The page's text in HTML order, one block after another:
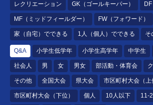
レクリエーション GK（ゴールキーパー）
MF（ミッドフィールダー） FW（フォワード）
家（自宅）でできる 1人（個人）でできる そ
Q&A 小学生低学年 小学生高学年 中学生
社会人 男 女 男女 部活動・体育会
その他 全国大会 県大会 市区町村大会（上
市区町村大会（下位） 個人 10人以下 11-